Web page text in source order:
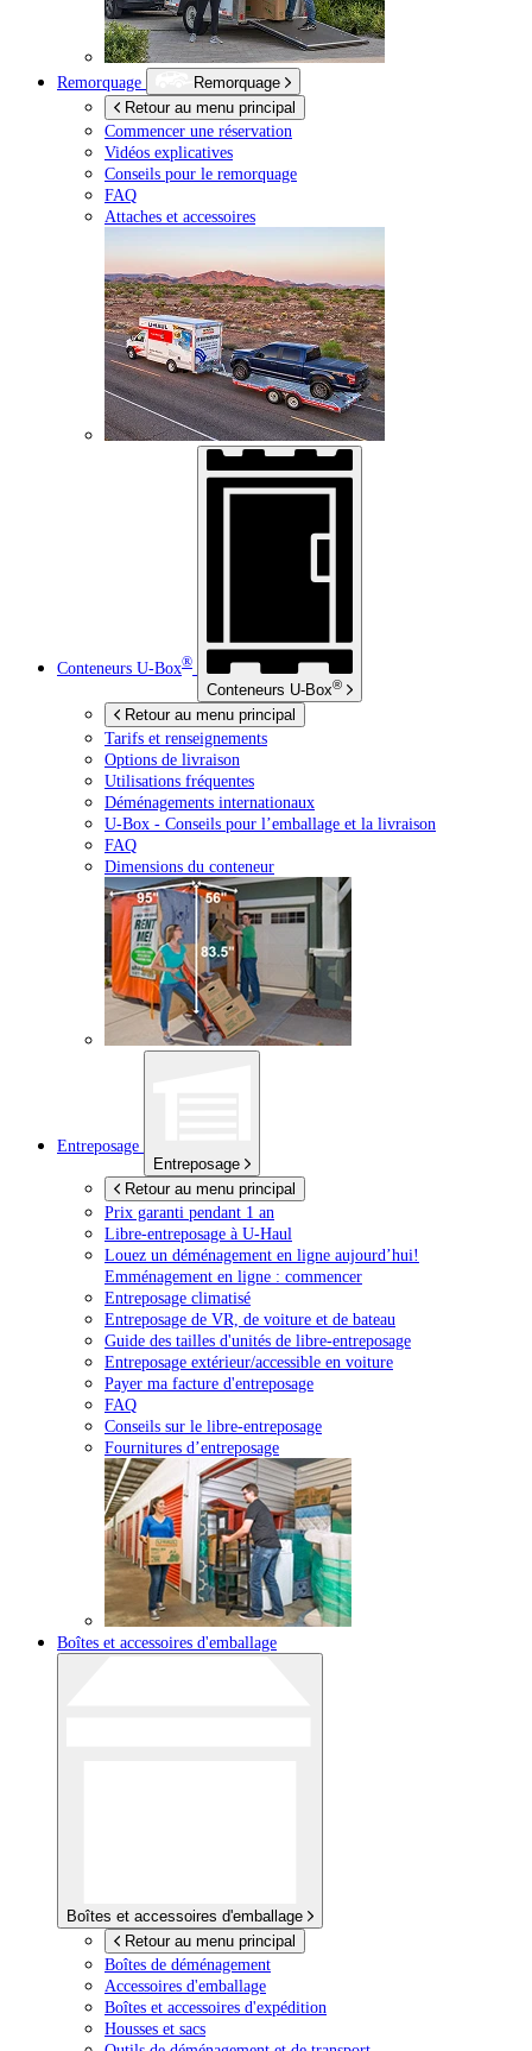
Remorquage
Remorquage
Retour au menu principal
Commencer une réservation
Vidéos explicatives
Conseils pour le remorquage
FAQ
Attaches et accessoires
Conteneurs U-Box®
Conteneurs U-Box®
Retour au menu principal
Tarifs et renseignements
Options de livraison
Utilisations fréquentes
Déménagements internationaux
U-Box - Conseils pour l’emballage et la livraison
FAQ
Dimensions du conteneur
Entreposage
Entreposage
Retour au menu principal
Prix garanti pendant 1 an
Libre-entreposage à U-Haul
Louez un déménagement en ligne aujourd’hui!
Emménagement en ligne : commencer
Entreposage climatisé
Entreposage de VR, de voiture et de bateau
Guide des tailles d'unités de libre-entreposage
Entreposage extérieur/accessible en voiture
Payer ma facture d'entreposage
FAQ
Conseils sur le libre-entreposage
Fournitures d’entreposage
Boîtes et accessoires d'emballage
Boîtes et accessoires d'emballage
Retour au menu principal
Boîtes de déménagement
Accessoires d'emballage
Boîtes et accessoires d'expédition
Housses et sacs